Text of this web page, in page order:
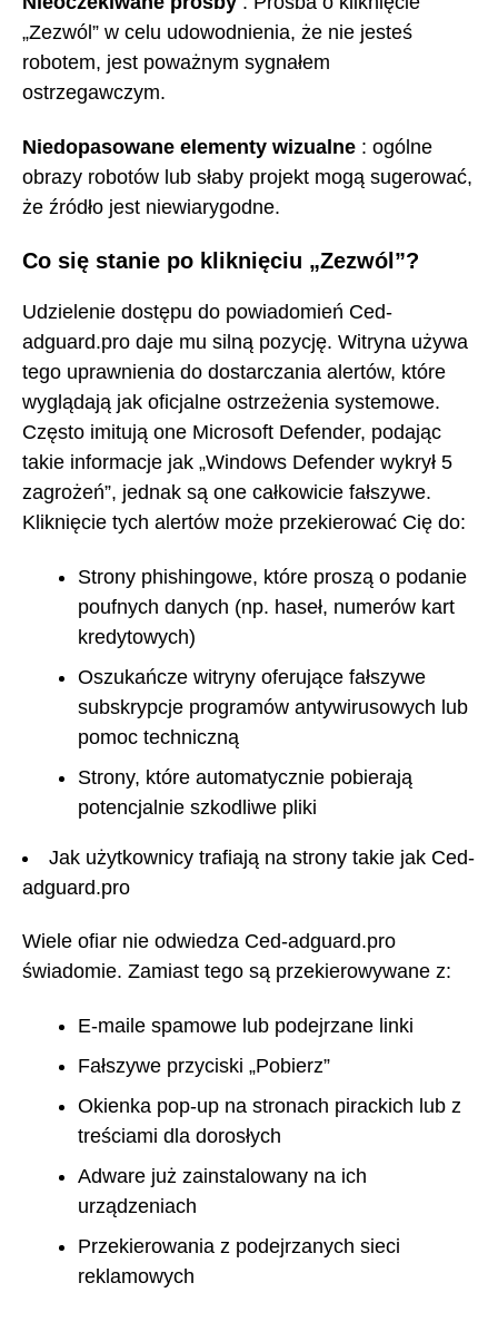
„Zezwól” w celu udowodnienia, że nie jesteś
robotem, jest poważnym sygnałem
ostrzegawczym.
Niedopasowane elementy wizualne : ogólne
obrazy robotów lub słaby projekt mogą sugerować,
że źródło jest niewiarygodne.
Co się stanie po kliknięciu „Zezwól”?
Udzielenie dostępu do powiadomień Ced-
adguard.pro daje mu silną pozycję. Witryna używa
tego uprawnienia do dostarczania alertów, które
wyglądają jak oficjalne ostrzeżenia systemowe.
Często imitują one Microsoft Defender, podając
takie informacje jak „Windows Defender wykrył 5
zagrożeń”, jednak są one całkowicie fałszywe.
Kliknięcie tych alertów może przekierować Cię do:
Strony phishingowe, które proszą o podanie
poufnych danych (np. haseł, numerów kart
kredytowych)
Oszukańcze witryny oferujące fałszywe
subskrypcje programów antywirusowych lub
pomoc techniczną
Strony, które automatycznie pobierają
potencjalnie szkodliwe pliki
Jak użytkownicy trafiają na strony takie jak Ced-
adguard.pro
Wiele ofiar nie odwiedza Ced-adguard.pro
świadomie. Zamiast tego są przekierowywane z:
E-maile spamowe lub podejrzane linki
Fałszywe przyciski „Pobierz”
Okienka pop-up na stronach pirackich lub z
treściami dla dorosłych
Adware już zainstalowany na ich
urządzeniach
Przekierowania z podejrzanych sieci
reklamowych